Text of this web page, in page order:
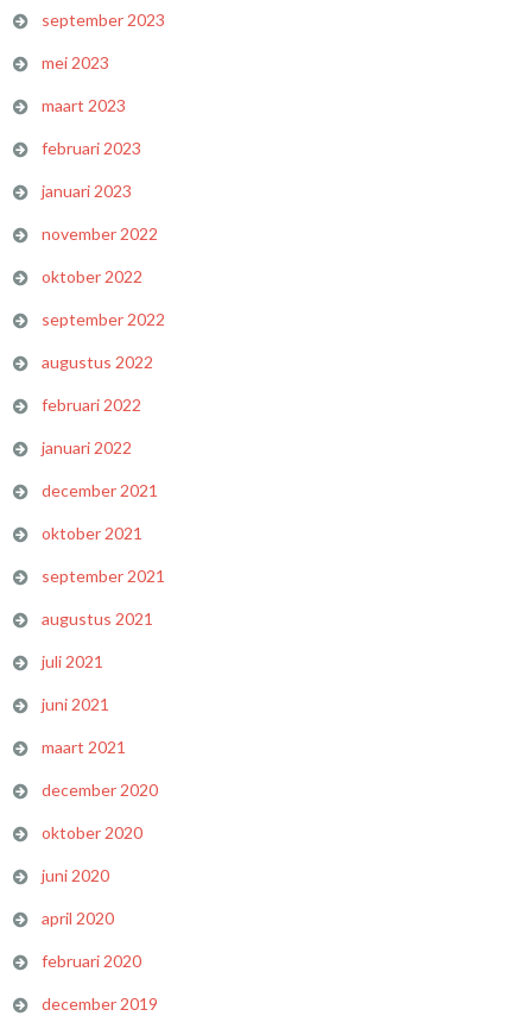
september 2023
mei 2023
maart 2023
februari 2023
januari 2023
november 2022
oktober 2022
september 2022
augustus 2022
februari 2022
januari 2022
december 2021
oktober 2021
september 2021
augustus 2021
juli 2021
juni 2021
maart 2021
december 2020
oktober 2020
juni 2020
april 2020
februari 2020
december 2019